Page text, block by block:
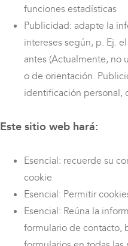
funciones estadísticas
Publicidad: adapte la
intereses según, p. Ej.
antes (Actualmente, no
o de orientación.
identificación personal,
Este sitio web hará:
Esencial: recuerde su
cookie
Esencial: Permitir
Esencial: Reúna la
formulario de contacto,